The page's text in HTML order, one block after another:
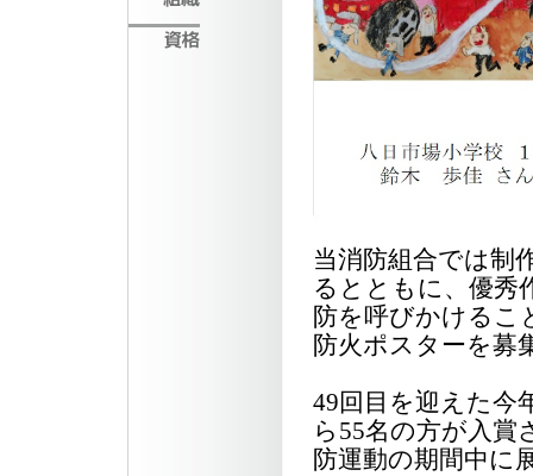
当消防組合では制
るとともに、優秀
防を呼びかけるこ
防火ポスターを募
49回目を迎えた今
ら55名の方が入賞
防運動の期間中に